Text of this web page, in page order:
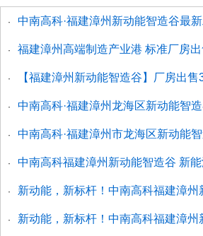
· 中南高科·福建漳州新动能智造谷最
· 福建漳州高端制造产业港 标准厂房
· 【福建漳州新动能智造谷】厂房出
· 中南高科·福建漳州龙海区新动能智
· 中南高科·福建漳州市龙海区新动能
· 中南高科福建漳州新动能智造谷 新
· 新动能，新标杆！中南高科福建漳
· 新动能，新标杆！中南高科福建漳